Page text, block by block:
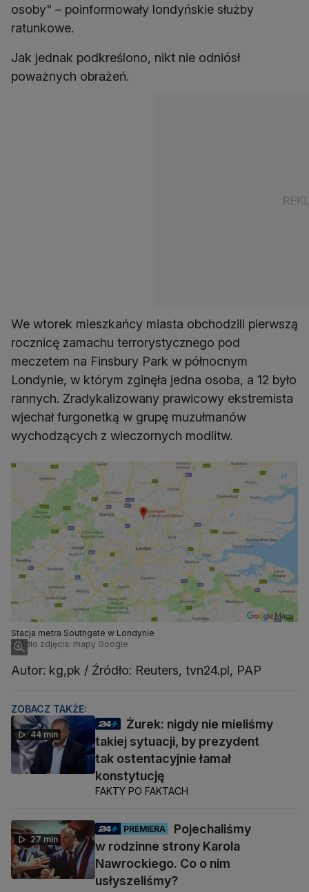
osoby" – poinformowały londyńskie służby
ratunkowe.
Jak jednak podkreślono, nikt nie odniósł
poważnych obrażeń.
We wtorek mieszkańcy miasta obchodzili pierwszą
rocznicę zamachu terrorystycznego pod
meczetem na Finsbury Park w północnym
Londynie, w którym zginęła jedna osoba, a 12 było
rannych. Zradykalizowany prawicowy ekstremista
wjechał furgonetką w grupę muzułmanów
wychodzących z wieczornych modlitw.
Stacja metra Southgate w Londynie
Źródło zdjęcia: mapy Google
Autor: kg,pk / Źródło: Reuters, tvn24.pl, PAP
ZOBACZ TAKŻE:
44 min
Żurek: nigdy nie mieliśmy
takiej sytuacji, by prezydent
tak ostentacyjnie łamał
konstytucję
FAKTY PO FAKTACH
27 min
PREMIERA
Pojechaliśmy
w rodzinne strony Karola
Nawrockiego. Co o nim
usłyszeliśmy?